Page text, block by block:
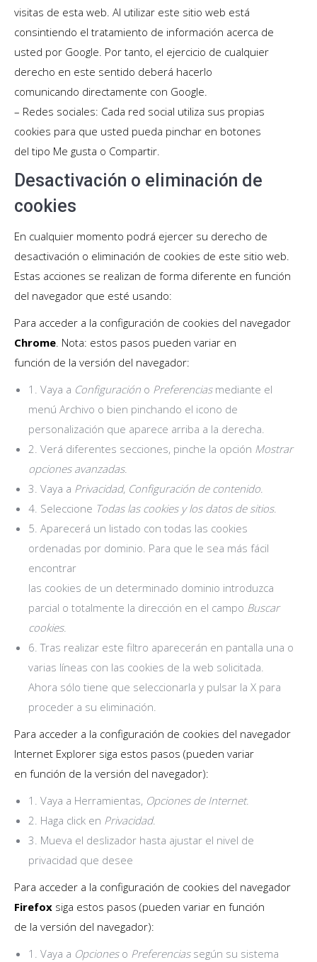
visitas de esta web. Al utilizar este sitio web está
consintiendo el tratamiento de información acerca de
usted por Google. Por tanto, el ejercicio de cualquier
derecho en este sentido deberá hacerlo
comunicando directamente con Google.
– Redes sociales: Cada red social utiliza sus propias
cookies para que usted pueda pinchar en botones
del tipo Me gusta o Compartir.
Desactivación o eliminación de
cookies
En cualquier momento podrá ejercer su derecho de
desactivación o eliminación de cookies de este sitio web.
Estas acciones se realizan de forma diferente en función
del navegador que esté usando:
Para acceder a la configuración de cookies del navegador
Chrome. Nota: estos pasos pueden variar en
función de la versión del navegador:
1. Vaya a Configuración o Preferenciasmediante el
menú Archivo o bien pinchando el icono de
personalización que aparece arriba a la derecha.
2. Verá diferentes secciones, pinche la opción Mostrar
opciones avanzadas.
3. Vaya a Privacidad, Configuración de contenido.
4. Seleccione Todas las cookies y los datos de sitios.
5. Aparecerá un listado con todas las cookies
ordenadas por dominio. Para que le sea más fácil
encontrar
las cookies de un determinado dominio introduzca
parcial o totalmente la dirección en el campo Buscar
cookies.
6. Tras realizar este filtro aparecerán en pantalla una o
varias líneas con las cookies de la web solicitada.
Ahora sólo tiene que seleccionarla y pulsar la X para
proceder a su eliminación.
Para acceder a la configuración de cookies del navegador
Internet Explorer siga estos pasos (pueden variar
en función de la versión del navegador):
1. Vaya a Herramientas, Opciones de Internet.
2. Haga click en Privacidad.
3. Mueva el deslizador hasta ajustar el nivel de
privacidad que desee
Para acceder a la configuración de cookies del navegador
Firefox siga estos pasos (pueden variar en función
de la versión del navegador):
1. Vaya a Opcioneso Preferenciassegún su sistema